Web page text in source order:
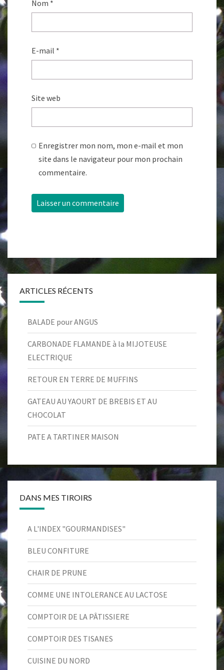
Nom *
E-mail *
Site web
Enregistrer mon nom, mon e-mail et mon
site dans le navigateur pour mon prochain
commentaire.
ARTICLES RÉCENTS
BALADE pour ANGUS
CARBONADE FLAMANDE à la MIJOTEUSE
ELECTRIQUE
RETOUR EN TERRE DE MUFFINS
GATEAU AU YAOURT DE BREBIS ET AU
CHOCOLAT
PATE A TARTINER MAISON
DANS MES TIROIRS
A L'INDEX "GOURMANDISES"
BLEU CONFITURE
CHAIR DE PRUNE
COMME UNE INTOLERANCE AU LACTOSE
COMPTOIR DE LA PÂTISSIERE
COMPTOIR DES TISANES
CUISINE DU NORD